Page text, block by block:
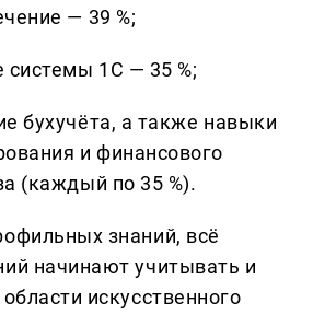
— 39 %;
системы 1С — 35 %;
бухучёта, а также навыки
и финансового
(каждый по 35 %).
знаний, всё
начинают учитывать и
искусственного